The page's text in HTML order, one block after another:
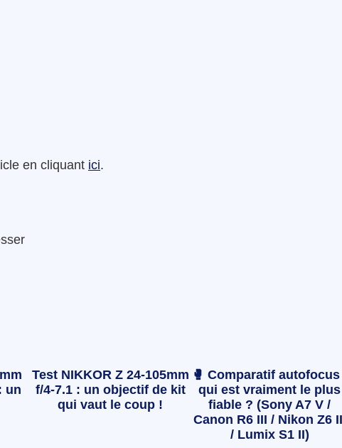
en cliquant ici.
un
Test NIKKOR Z 24-105mm
f/4-7.1 : un objectif de kit
qui vaut le coup !
🥊 Comparatif autofocus
qui est vraiment le plus
fiable ? (Sony A7 V /
Canon R6 III / Nikon Z6
/ Lumix S1 II)